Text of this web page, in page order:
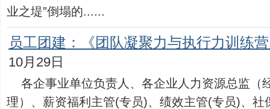
业之堤”倒塌的......
员工团建：《团队凝聚力与执行力训练
10月29日
各企事业单位负责人、各企业人力资源总监（
理）、薪资福利主管(专员)、绩效主管(专员)、